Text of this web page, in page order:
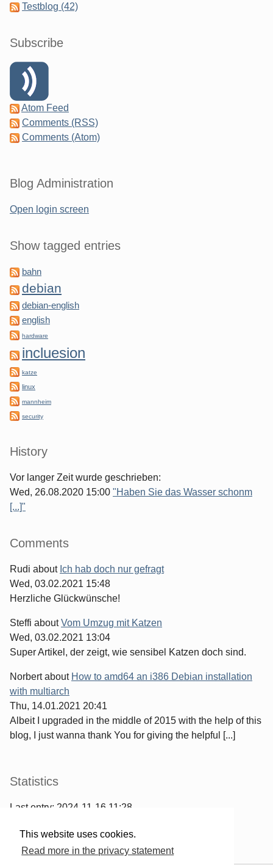
This website uses cookies.
Read more in the privacy statement
Testblog (42)
Subscribe
Atom Feed
Comments (RSS)
Comments (Atom)
Blog Administration
Open login screen
Show tagged entries
bahn
debian
debian-english
english
hardware
incluesion
katze
linux
mannheim
security
History
Vor langer Zeit wurde geschrieben:
Wed, 26.08.2020 15:00 "Haben Sie das Wasser schonm
[...]"
Comments
Rudi about Ich hab doch nur gefragt
Wed, 03.02.2021 15:48
Herzliche Glückwünsche!
Steffi aboutVom Umzug mit Katzen
Wed, 03.02.2021 13:04
Super Artikel, der zeigt, wie sensibel Katzen doch sind.
Norbertabout How to amd64 an i386 Debian installation
with multiarch
Thu, 14.01.2021 20:41
Albeit I upgraded in the middle of 2015 with the help of this
blog, I just wanna thank You for giving the helpful [...]
Statistics
Last entry: 2024-11-16 11:28
2567comments have been made